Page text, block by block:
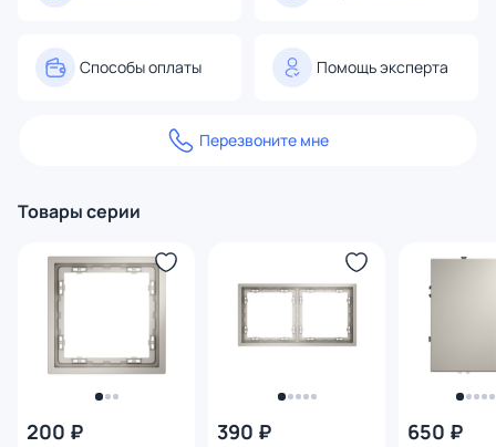
Способы оплаты Помощь эксперта
Перезвоните мне
Товары серии
200 ₽ 390 ₽ 650 ₽